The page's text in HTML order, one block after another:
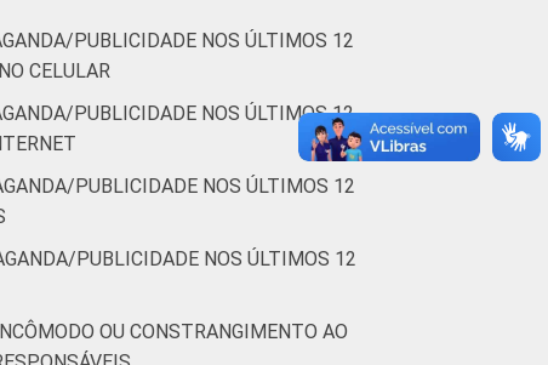
PUBLICIDADE NOS ÚLTIMOS 12
CELULAR
PUBLICIDADE NOS ÚLTIMOS 12
PUBLICIDADE NOS ÚLTIMOS 12
PUBLICIDADE NOS ÚLTIMOS 12
OU CONSTRANGIMENTO AO